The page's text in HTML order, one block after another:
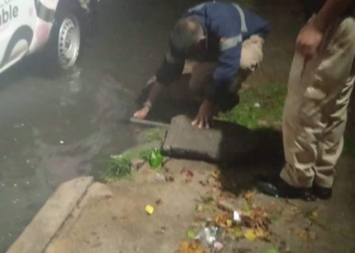
colaboración de la ciudadanía durante el desarrollo de
estas labores e invita a
respetarla señalización
instalada, conducir con moderación y atender las
indicaciones
del personal que participa en los trabajos, a
fin de garantizar la seguridad de todas y todos.
Tangamanga prevé refuerzo con Guardia Civil
tras dos su1c1d10s